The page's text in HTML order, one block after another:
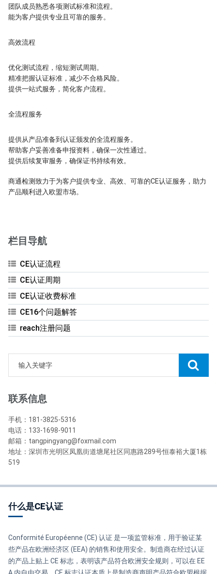
团队成员熟悉各项测试标准和流程。
能为客户提供专业且可靠的服务。
高效流程
优化测试流程，缩短测试周期。
精准把握认证标准，减少不合格风险。
提供一站式服务，简化客户流程。
全流程服务
提供从产品准备到认证颁发的全流程服务。
帮助客户妥善准备申报资料，确保一次性通过。
提供后续复审服务，确保证书持续有效。
商通检测致力于为客户提供专业、高效、可靠的CE认证服务，助力
产品顺利进入欧盟市场。
栏目导航
CE认证流程
CE认证周期
CE认证收费标准
CE16个问题解答
reach注册问题
联系信息
手机：181-3825-5316
电话：133-1698-9011
邮箱：tangpingyang@foxmail.com
地址：深圳市光明区凤凰街道塘尾社区同惠路289号恒泰裕大厦1栋
519
什么是CE认证
Conformité Européenne (CE) 认证 是一项监管标准，用于验证某
些产品在欧洲经济区 (EEA) 的销售和使用安全。制造商在经过认证
的产品上贴上 CE 标志，表明该产品符合欧洲安全规则，可以在 EE